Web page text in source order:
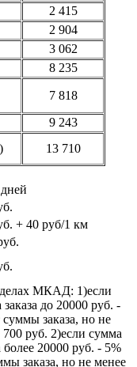
2 415
2 904
3 062
8 235
7 818
9 243
13 710
+ 40 руб/1 км
МКАД: 1)если
до 20000 руб. -
суммы заказа, но не
700 руб. 2)если сумма
более 20000 руб. - 5%
заказа, но не менее